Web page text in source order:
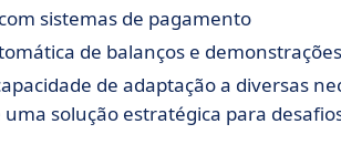
sistemas de pagamento
de balanços e
de adaptação a diversas
solução estratégica para